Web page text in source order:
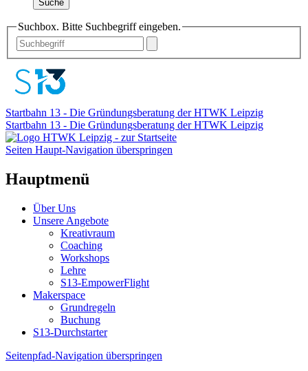
Suche
Suchbox. Bitte Suchbegriff eingeben.
Startbahn 13 - Die Gründungsberatung der HTWK Leipzig
Startbahn 13 - Die Gründungsberatung der HTWK Leipzig
Seiten Haupt-Navigation überspringen
Hauptmenü
Über Uns
Unsere Angebote
Kreativraum
Coaching
Workshops
Lehre
S13-EmpowerFlight
Makerspace
Grundregeln
Buchung
S13-Durchstarter
Seitenpfad-Navigation überspringen